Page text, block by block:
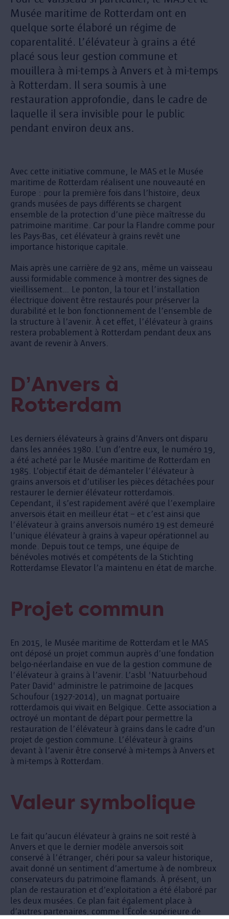
Musée maritime de Rotterdam ont en
quelque sorte élaboré un régime de
coparentalité. L’élévateur à grains a été
placé sous leur gestion commune et
mouillera à mi-temps à Anvers et à mi-temps
à Rotterdam. Il sera soumis à une
restauration approfondie, dans le cadre de
laquelle il sera invisible pour le public
pendant environ deux ans.
Avec cette initiative commune, le MAS et le Musée
maritime de Rotterdam réalisent une nouveauté en
Europe : pour la première fois dans l’histoire, deux
grands musées de pays différents se chargent
ensemble de la protection d’une pièce maîtresse du
patrimoine maritime. Car pour la Flandre comme pour
les Pays-Bas, cet élévateur à grains revêt une
importance historique capitale.
Mais après une carrière de 92 ans, même un vaisseau
aussi formidable commence à montrer des signes de
vieillissement… Le ponton, la tour et l’installation
électrique doivent être restaurés pour préserver la
durabilité et le bon fonctionnement de l’ensemble de
la structure à l’avenir. À cet effet, l’élévateur à grains
restera probablement à Rotterdam pendant deux ans
avant de revenir à Anvers.
D’Anvers à
Rotterdam
Les derniers élévateurs à grains d’Anvers ont disparu
dans les années 1980. L’un d’entre eux, le numéro 19,
a été acheté par le Musée maritime de Rotterdam en
1985. L’objectif était de démanteler l’élévateur à
grains anversois et d’utiliser les pièces détachées pour
restaurer le dernier élévateur rotterdamois.
Cependant, il s’est rapidement avéré que l’exemplaire
anversois était en meilleur état – et c’est ainsi que
l’élévateur à grains anversois numéro 19 est demeuré
l’unique élévateur à grains à vapeur opérationnel au
monde. Depuis tout ce temps, une équipe de
bénévoles motivés et compétents de la Stichting
Rotterdamse Elevator l’a maintenu en état de marche.
Projet commun
En 2015, le Musée maritime de Rotterdam et le MAS
ont déposé un projet commun auprès d’une fondation
belgo-néerlandaise en vue de la gestion commune de
l’élévateur à grains à l’avenir. L’asbl 'Natuurbehoud
Pater David' administre le patrimoine de Jacques
Schoufour (1927-2014), un magnat portuaire
rotterdamois qui vivait en Belgique. Cette association a
octroyé un montant de départ pour permettre la
restauration de l’élévateur à grains dans le cadre d’un
projet de gestion commune. L’élévateur à grains
devant à l’avenir être conservé à mi-temps à Anvers et
à mi-temps à Rotterdam.
Valeur symbolique
Le fait qu’aucun élévateur à grains ne soit resté à
Anvers et que le dernier modèle anversois soit
conservé à l’étranger, chéri pour sa valeur historique,
avait donné un sentiment d’amertume à de nombreux
conservateurs du patrimoine flamands. À présent, un
plan de restauration et d’exploitation a été élaboré par
les deux musées. Ce plan fait également place à
d’autres partenaires, comme l’École supérieure de